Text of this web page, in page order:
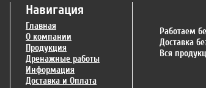
Навигация
Главная
О компании
Продукция
Дренажные работы
Информация
Доставка и Оплата
Работаем
Доставка
Вся